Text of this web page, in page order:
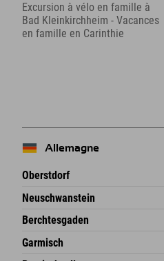
Excursion à vélo en famille à
Bad Kleinkirchheim - Vacances
en famille en Carinthie
Allemagne
Oberstdorf
An der Breitach 3
Allemagne
Neuschwanstein
An der Riese 45
87484 Nesselwang im Allgäu
Allemagne
Berchtesgaden
Hofreitstr. 7
Garmisch